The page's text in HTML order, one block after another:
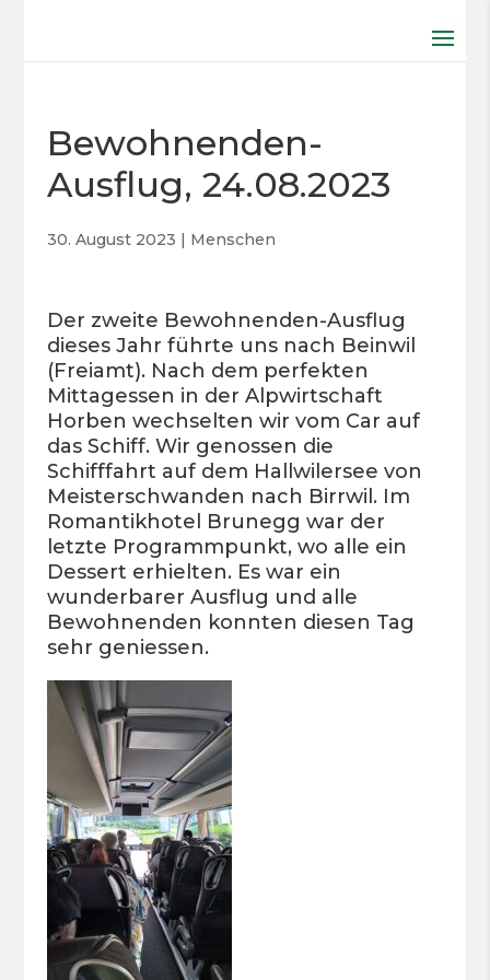
Bewohnenden-
Ausflug, 24.08.2023
30. August 2023 | Menschen
Der zweite Bewohnenden-Ausflug
dieses Jahr führte uns nach Beinwil
(Freiamt). Nach dem perfekten
Mittagessen in der Alpwirtschaft
Horben wechselten wir vom Car auf
das Schiff. Wir genossen die
Schifffahrt auf dem Hallwilersee von
Meisterschwanden nach Birrwil. Im
Romantikhotel Brunegg war der
letzte Programmpunkt, wo alle ein
Dessert erhielten. Es war ein
wunderbarer Ausflug und alle
Bewohnenden konnten diesen Tag
sehr geniessen.